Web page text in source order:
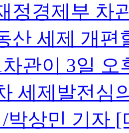
정경제부 차
산 세제 개
관이 3일
세제발전심
박상민 기자